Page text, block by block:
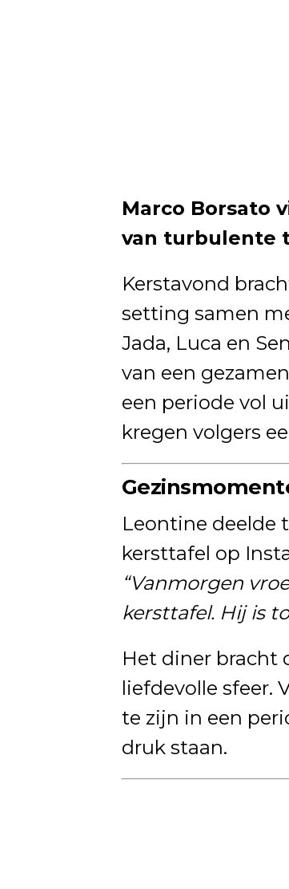
Marco Borsato
van turbulente
Kerstavond
setting samen
Jada, Luca en
van een
een periode vol
kregen volgers
Leontine deelde
kersttafel op
“Vanmorgen
kersttafel. Hij is
Het diner bracht
liefdevolle sfeer.
te zijn in een
druk staan.